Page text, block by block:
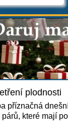
plodnosti
příznačná
které mají